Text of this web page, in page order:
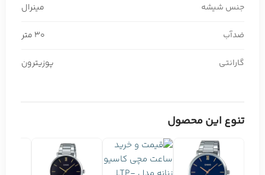
جنس شیشه مینرال
ضدآب 30 متر
گارانتی پوزیترون
تنوع این محصول